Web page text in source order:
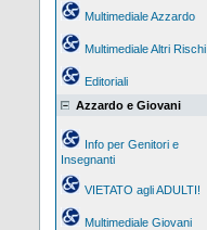
Multimediale Azzardo
Multimediale Altri Rischi
Editoriali
Azzardo e Giovani
Info per Genitori e
Insegnanti
VIETATO agli ADULTI!
Multimediale Giovani